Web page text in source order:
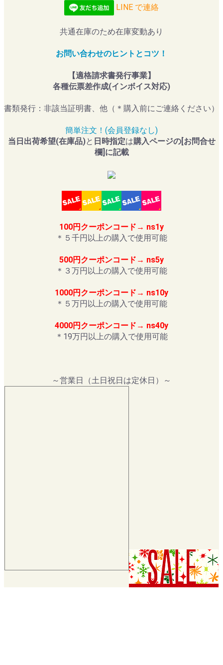
LINE で連絡
共通在庫のため在庫変動あり
お問い合わせのヒントとコツ！
【適格請求書発行事業】
各種伝票差作成(インボイス対応)
書類発行：非該当証明書、他（＊購入前にご連絡ください）
簡単注文！(会員登録なし)
当日出荷希望(在庫品)と 日時指定は購入ページの[お問合せ
欄]に記載
100円クーポンコード→ ns1y
＊５千円以上の購入で使用可能
500円クーポンコード→ ns5y
＊３万円以上の購入で使用可能
1000円クーポンコード→ ns10y
＊５万円以上の購入で使用可能
4000円クーポンコード→ ns40y
＊19万円以上の購入で使用可能
～営業日（土日祝日は定休日）～